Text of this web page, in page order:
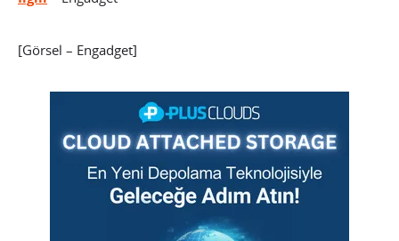
[Görsel – Engadget]